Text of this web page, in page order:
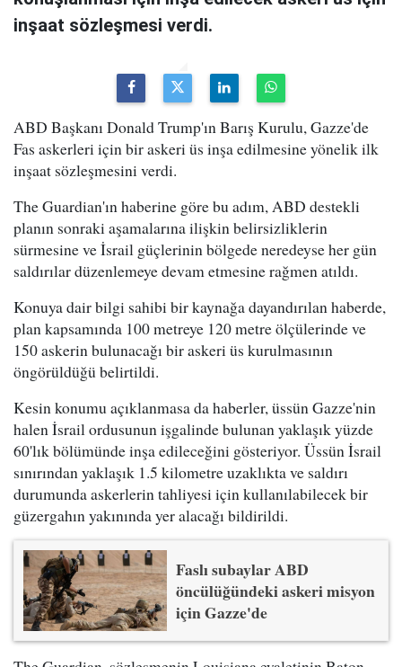
inşaat sözleşmesi verdi.
ABD Başkanı Donald Trump'ın Barış Kurulu, Gazze'de
Fas askerleri için bir askeri üs inşa edilmesine yönelik ilk
inşaat sözleşmesini verdi.
The Guardian'ın haberine göre bu adım, ABD destekli
planın sonraki aşamalarına ilişkin belirsizliklerin
sürmesine ve İsrail güçlerinin bölgede neredeyse her gün
saldırılar düzenlemeye devam etmesine rağmen atıldı.
Konuya dair bilgi sahibi bir kaynağa dayandırılan haberde,
plan kapsamında 100 metreye 120 metre ölçülerinde ve
150 askerin bulunacağı bir askeri üs kurulmasının
öngörüldüğü belirtildi.
Kesin konumu açıklanmasa da haberler, üssün Gazze'nin
halen İsrail ordusunun işgalinde bulunan yaklaşık yüzde
60'lık bölümünde inşa edileceğini gösteriyor. Üssün İsrail
sınırından yaklaşık 1.5 kilometre uzaklıkta ve saldırı
durumunda askerlerin tahliyesi için kullanılabilecek bir
güzergahın yakınında yer alacağı bildirildi.
Faslı subaylar ABD
öncülüğündeki askeri misyon
için Gazze'de